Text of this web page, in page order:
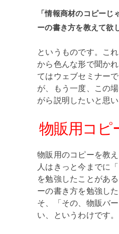
「情報商材のコピーじ
ーの書き方を教えて欲
というものです。こ
から色んな形で聞か
てはウェブセミナー
が、もう一度、この
がら説明したいと思い
物販用コピ
物販用のコピーを教
人はきっと今までに
を勉強したことがあ
ーの書き方を勉強し
そ、「その、物販バ
い、というわけです。